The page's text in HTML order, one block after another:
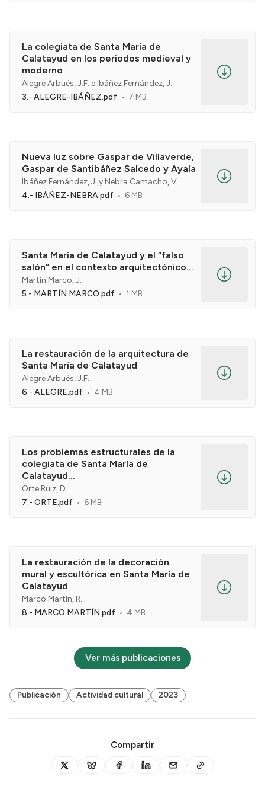
La colegiata de Santa María de
Calatayud en los periodos medieval y
moderno
Alegre Arbués, J.F. e Ibáñez Fernández, J.
3.- ALEGRE-IBÁÑEZ.pdf
7 MB
Nueva luz sobre Gaspar de Villaverde,
Gaspar de Santibáñez Salcedo y Ayala
Ibáñez Fernández, J. y Nebra Camacho, V.
4.- IBÁÑEZ-NEBRA.pdf
6 MB
Santa María de Calatayud y el “falso
salón” en el contexto arquitectónico...
Martín Marco, J.
5.- MARTÍN MARCO.pdf
1 MB
La restauración de la arquitectura de
Santa María de Calatayud
Alegre Arbués, J.F.
6.- ALEGRE.pdf
4 MB
Los problemas estructurales de la
colegiata de Santa María de
Calatayud...
Orte Ruiz, D.
7.- ORTE.pdf
6 MB
La restauración de la decoración
mural y escultórica en Santa María de
Calatayud
Marco Martín, R.
8.- MARCO MARTÍN.pdf
4 MB
Ver más publicaciones
Publicación Actividad cultural 2023
Compartir